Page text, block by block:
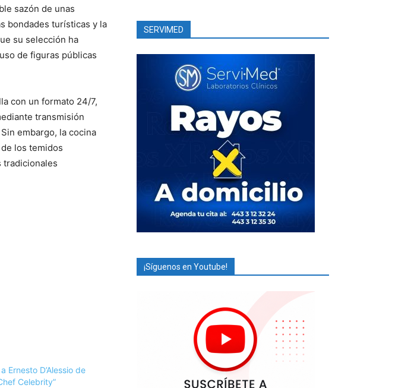
sazón de unas
bondades turísticas y la
su selección ha
de figuras públicas
con un formato 24/7,
transmisión
embargo, la cocina
los temidos
tradicionales
Ernesto D’Alessio de
Celebrity”
SERVIMED
¡Síguenos en Youtube!